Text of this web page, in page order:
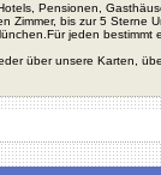
Pensionen,
Zimmer, bis zur 5 Sterne
jeden bestimmt
über unsere Karten,